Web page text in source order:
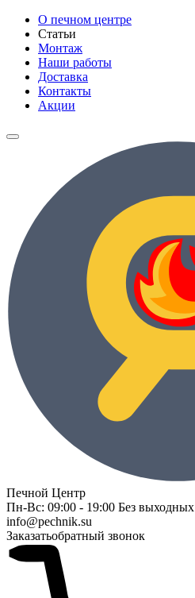
О печном центре
Статьи
Монтаж
Наши работы
Доставка
Контакты
Акции
Печной Центр
Пн-Вс: 09:00 - 19:00 Без выходных
info@pechnik.su
Заказатьобратный звонок